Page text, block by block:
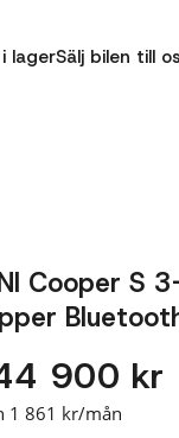
lagerSälj bilen till
Cooper S
900 kr
1 861 kr/mån